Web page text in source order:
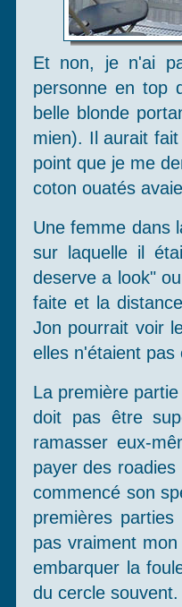
Et non, je n'ai
personne en top
belle blonde
mien). Il aurait
point que je me
coton ouatés
Une femme dans
sur laquelle il
deserve a look"
faite et la
Jon pourrait voir
elles n'étaient
La première
doit pas être
ramasser eux-
payer des
commencé son
premières
pas vraiment
embarquer la
du cercle